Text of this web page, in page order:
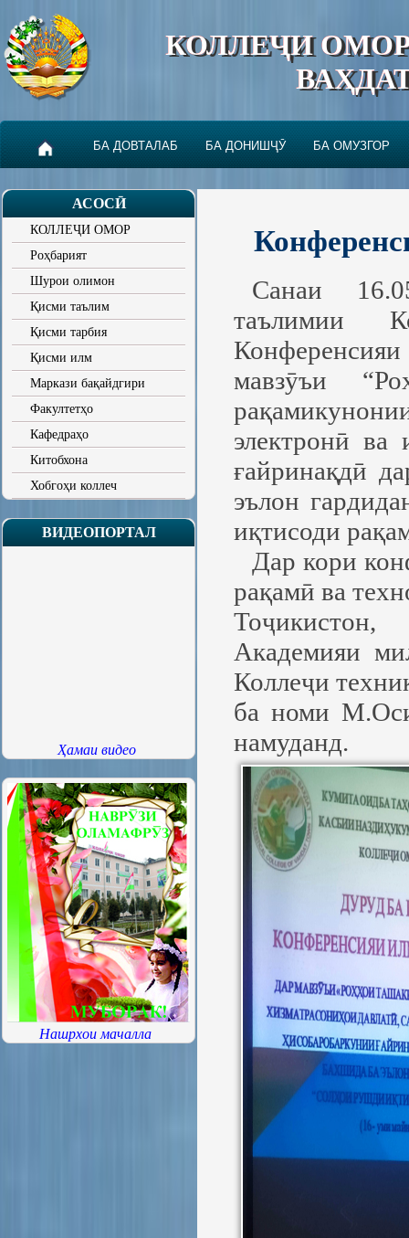
КОЛЛЕҶИ
БА ДОВТАЛАБ БА ДОНИШҶӮ БА ОМУЗГОР
АСОСӢ
КОЛЛЕҶИ ОМОР
Роҳбарият
Шурои олимон
Қисми таълим
Қисми тарбия
Қисми илм
Маркази бақайдгири
Факултетҳо
Кафедраҳо
Китобхона
Хобгоҳи коллеч
ВИДЕОПОРТАЛ
Ҳамаи видео
Нашрхои мачалла
Санаи
таълимии
мавзӯъи
электронӣ ва
ғайринақдӣ
эълон
иқтисоди
Дар кори
рақамӣ ва
Академияи
Коллеҷи
ба номи
намуданд.